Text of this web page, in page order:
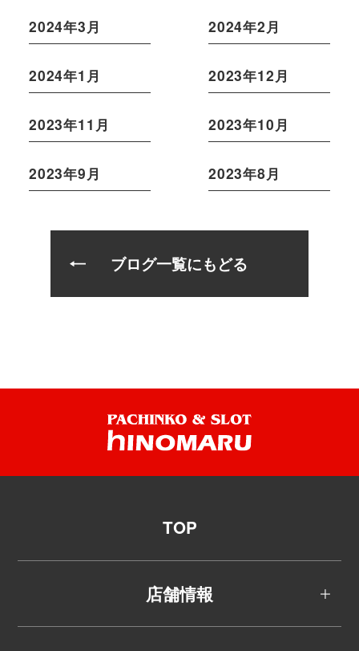
2024年3月 2024年2月
2024年1月 2023年12月
2023年11月 2023年10月
2023年9月 2023年8月
ブログ一覧にもどる
TOP
店舗情報